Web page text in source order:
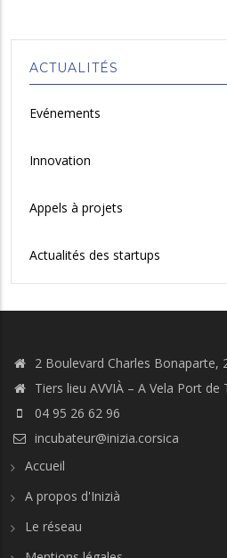
ACTUALITÉS
Evénements
Innovation
Appels à projets
Actualités des startups
2 Boulevard Charles Bonaparte,
Tiers lieu AVVIÀ – A Vela Port
04 95 26 62 96
incubateur@inizia.corsica
Accueil
A propos d'Inizià
Le réseau